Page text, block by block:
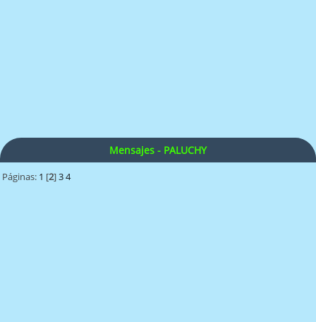
Mensajes - PALUCHY
Páginas: 1 [2]3 4